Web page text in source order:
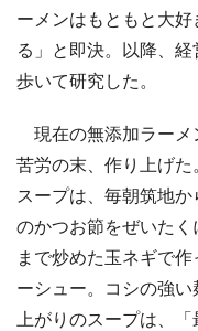
ーメンはもともと大
る」と即決。以降、
歩いて研究した。
現在の無添加ラーメ
苦労の末、作り上げ
スープは、毎朝筑地
のかつお節をぜいた
まで炒めた玉ネギで
ーシュー。コシの強
上がりのスープは、